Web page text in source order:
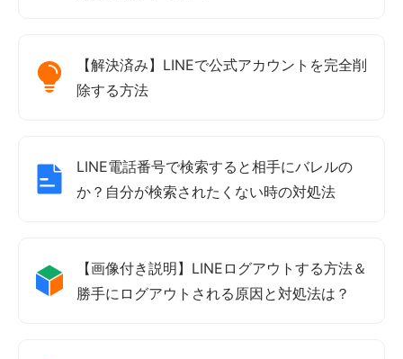
【解決済み】LINEで公式アカウントを完全削
除する方法
LINE電話番号で検索すると相手にバレルの
か？自分が検索されたくない時の対処法
【画像付き説明】LINEログアウトする方法＆
勝手にログアウトされる原因と対処法は？